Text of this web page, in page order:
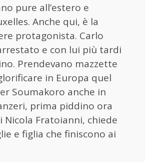
pure all’estero e
Anche qui, è la
protagonista. Carlo
e con lui più tardi
Prendevano mazzette
in Europa quel
Soumakoro anche in
prima piddino ora
Nicola Fratoianni, chiede
e figlia che finiscono ai